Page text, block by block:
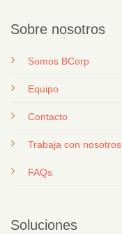
Sobre nosotros
Somos BCorp
Equipo
Contacto
Trabaja con nosotros
FAQs
Soluciones